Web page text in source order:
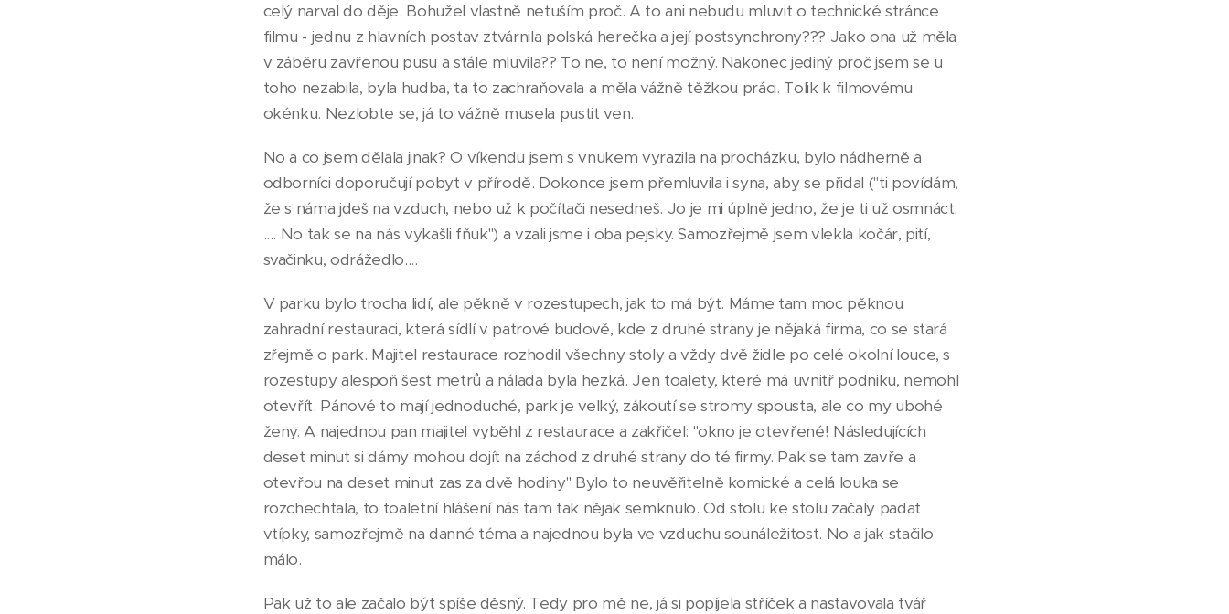
celý narval do děje. Bohužel vlastně netuším proč. A to ani nebudu mluvit o technické stránce
filmu - jednu z hlavních postav ztvárnila polská herečka a její postsynchrony??? Jako ona už měla
v záběru zavřenou pusu a stále mluvila?? To ne, to není možný. Nakonec jediný proč jsem se u
toho nezabila, byla hudba, ta to zachraňovala a měla vážně těžkou práci. Tolik k filmovému
okénku. Nezlobte se, já to vážně musela pustit ven.
No a co jsem dělala jinak? O víkendu jsem s vnukem vyrazila na procházku, bylo nádherně a
odborníci doporučují pobyt v přírodě. Dokonce jsem přemluvila i syna, aby se přidal ("ti povídám,
že s náma jdeš na vzduch, nebo už k počítači nesedneš. Jo je mi úplně jedno, že je ti už osmnáct.
.... No tak se na nás vykašli fňuk") a vzali jsme i oba pejsky. Samozřejmě jsem vlekla kočár, pití,
svačinku, odrážedlo....
V parku bylo trocha lidí, ale pěkně v rozestupech, jak to má být. Máme tam moc pěknou
zahradní restauraci, která sídlí v patrové budově, kde z druhé strany je nějaká firma, co se stará
zřejmě o park. Majitel restaurace rozhodil všechny stoly a vždy dvě židle po celé okolní louce, s
rozestupy alespoň šest metrů a nálada byla hezká. Jen toalety, které má uvnitř podniku, nemohl
otevřít. Pánové to mají jednoduché, park je velký, zákoutí se stromy spousta, ale co my ubohé
ženy. A najednou pan majitel vyběhl z restaurace a zakřičel: "okno je otevřené! Následujících
deset minut si dámy mohou dojít na záchod z druhé strany do té firmy. Pak se tam zavře a
otevřou na deset minut zas za dvě hodiny" Bylo to neuvěřitelně komické a celá louka se
rozchechtala, to toaletní hlášení nás tam tak nějak semknulo. Od stolu ke stolu začaly padat
vtípky, samozřejmě na danné téma a najednou byla ve vzduchu sounáležitost. No a jak stačilo
málo.
Pak už to ale začalo být spíše děsný. Tedy pro mě ne, já si popíjela stříček a nastavovala tvář